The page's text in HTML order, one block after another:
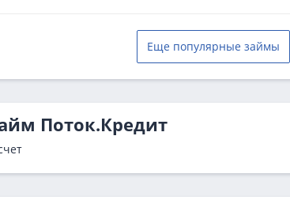
Еще популярные займы
Поток.Кредит